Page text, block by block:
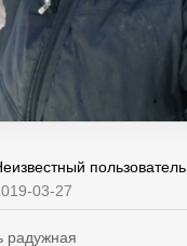
пользователь
03-27
радужная